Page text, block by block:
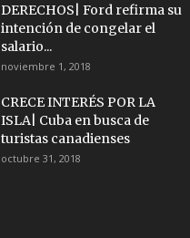
DERECHOS| Ford refirma su
intención de congelar el
salario...
noviembre 1, 2018
CRECE INTERÉS POR LA
ISLA| Cuba en busca de
turistas canadienses
octubre 31, 2018